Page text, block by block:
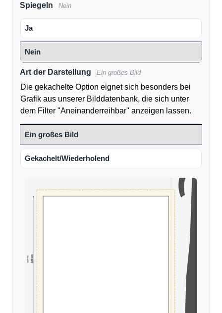
Spiegeln Nein
Ja
Nein
Art der Darstellung Ein großes Bild
Die gekachelte Option eignet sich besonders bei
Grafik aus unserer Bilddatenbank, die sich unter
dem Filter "Aneinanderreihbar" anzeigen lassen.
Ein großes Bild
Gekachelt/Wiederholend
100 cm
(110 cm)